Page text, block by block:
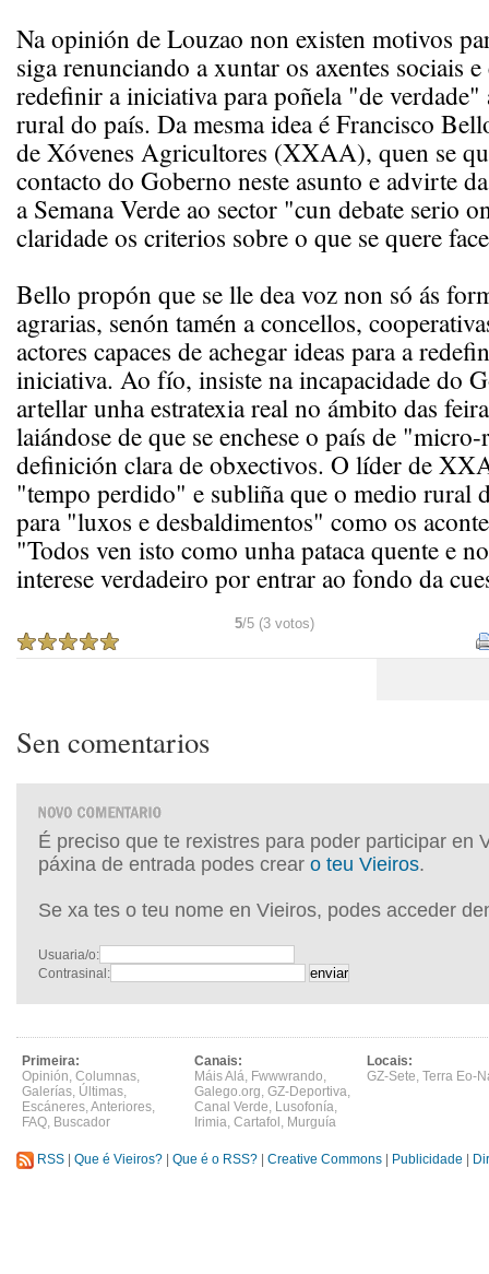
Na opinión de Louzao non existen motivos
siga renunciando a xuntar os axentes sociais
redefinir a iniciativa para poñela "de
rural do país. Da mesma idea é Francisco
de Xóvenes Agricultores (XXAA), quen se
contacto do Goberno neste asunto e advirte
a Semana Verde ao sector "cun debate serio
claridade os criterios sobre o que se quere
Bello propón que se lle dea voz non só ás
agrarias, senón tamén a concellos,
actores capaces de achegar ideas para a
iniciativa. Ao fío, insiste na incapacidade do
artellar unha estratexia real no ámbito das
laiándose de que se enchese o país de
definición clara de obxectivos. O líder de
"tempo perdido" e subliña que o medio rural
para "luxos e desbaldimentos" como os
"Todos ven isto como unha pataca quente e
interese verdadeiro por entrar ao fondo da
5/5 (3 votos)
Sen comentarios
É preciso que te rexistres para poder participar en
páxina de entrada podes crear o teu Vieiros.
Se xa tes o teu nome en Vieiros, podes acceder
Usuaria/o:
Contrasinal:
Primeira:
Opinión, Columnas,
Galerías, Últimas,
Escáneres,Anteriores,
FAQ, Buscador
Canais:
Máis Alá, Fwwwrando,
Galego.org, GZ-Deportiva,
Canal Verde, Lusofonía,
Irimia, Cartafol , Murguía
Locais:
GZ-Sete, Terra Eo-
RSS Que é Vieiros? Que é o RSS? Creative Commons Publicidade